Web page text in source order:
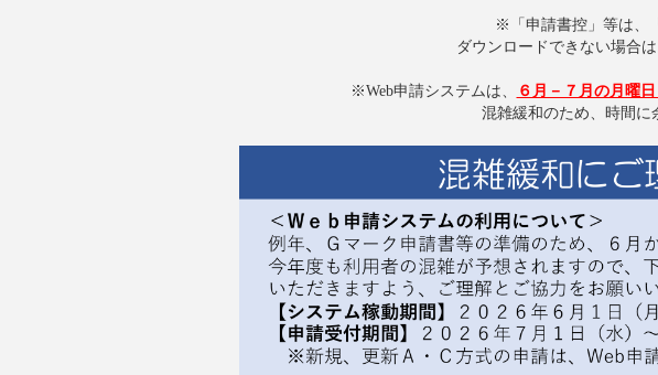
※「申請書控」等は、
ダウンロードできない場合
※Web申請システムは、 ６月－７月の月曜
混雑緩和のため、時間に